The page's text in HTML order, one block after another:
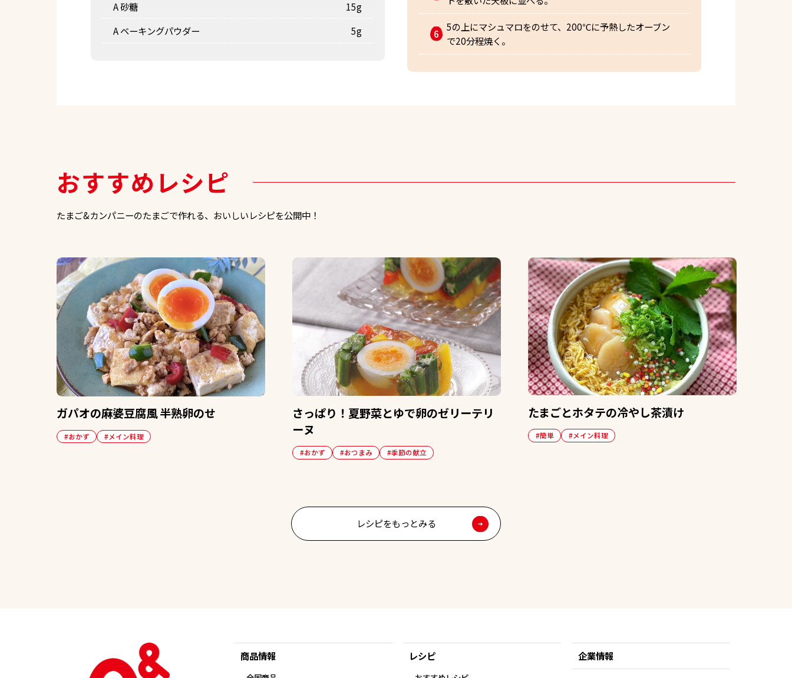
A 砂糖
15g
A ベーキングパウダー
5g
5の上にマシュマロをのせて、200℃に予熱したオーブン
で20分程焼く。
おすすめレシピ
たまご&カンパニーのたまごで作れる、おいしいレシピを公開中！
ガパオの麻婆豆腐風 半熟卵のせ
#おかず #メイン料理
さっぱり！夏野菜とゆで卵のゼリーテリ
ーヌ
#おかず #おつまみ #季節の献立
たまごとホタテの冷やし茶漬け
#簡単 #メイン料理
レシピをもっとみる
商品情報 レシピ 企業情報